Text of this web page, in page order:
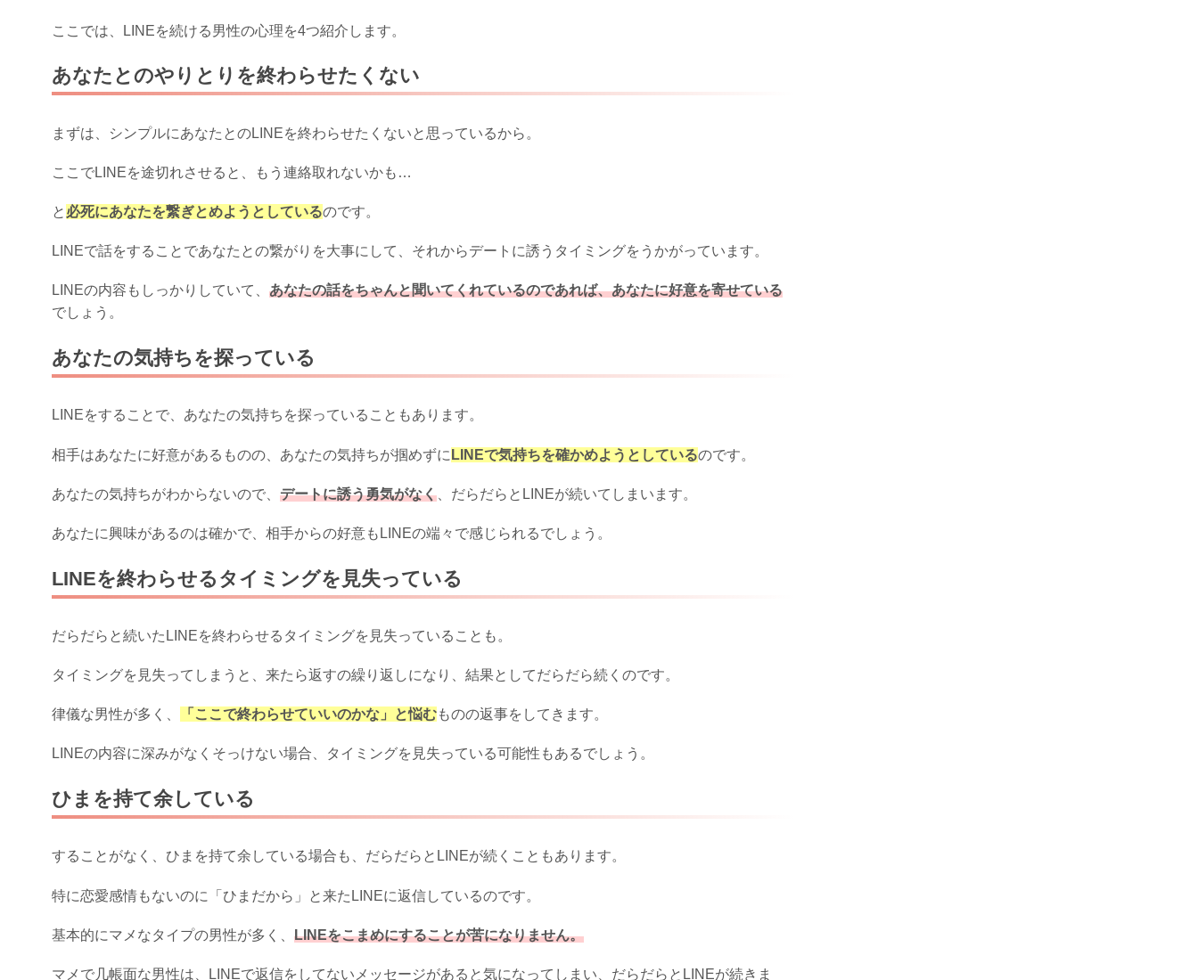
ここでは、LINEを続ける男性の心理を4つ紹介します。
あなたとのやりとりを終わらせたくない
まずは、シンプルにあなたとのLINEを終わらせたくないと思っているから。
ここでLINEを途切れさせると、もう連絡取れないかも…
と 必死にあなたを繋ぎとめようとしているのです。
LINEで話をすることであなたとの繋がりを大事にして、それからデートに誘うタイミングをうかがっています。
LINEの内容もしっかりしていて、 あなたの話をちゃんと聞いてくれているのであれば、あなたに好意を寄せている
でしょう。
あなたの気持ちを探っている
LINEをすることで、あなたの気持ちを探っていることもあります。
相手はあなたに好意があるものの、あなたの気持ちが掴めずに LINEで気持ちを確かめようとしているのです。
あなたの気持ちがわからないので、 デートに誘う勇気がなく 、だらだらとLINEが続いてしまいます。
あなたに興味があるのは確かで、相手からの好意もLINEの端々で感じられるでしょう。
LINEを終わらせるタイミングを見失っている
だらだらと続いたLINEを終わらせるタイミングを見失っていることも。
タイミングを見失ってしまうと、来たら返すの繰り返しになり、結果としてだらだら続くのです。
律儀な男性が多く、 「ここで終わらせていいのかな」と悩むものの返事をしてきます。
LINEの内容に深みがなくそっけない場合、タイミングを見失っている可能性もあるでしょう。
ひまを持て余している
することがなく、ひまを持て余している場合も、だらだらとLINEが続くこともあります。
特に恋愛感情もないのに「ひまだから」と来たLINEに返信しているのです。
基本的にマメなタイプの男性が多く、 LINEをこまめにすることが苦になりません。
マメで几帳面な男性は、LINEで返信をしてないメッセージがあると気になってしまい、だらだらとLINEが続きま